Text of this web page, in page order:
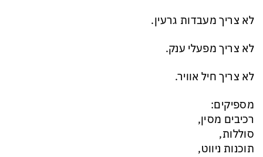
לא צריך מעבדות גרעין.
לא צריך מפעלי ענק.
לא צריך חיל אוויר.
מספיקים:
רכיבים מסין,
סוללות,
תוכנות ניווט,